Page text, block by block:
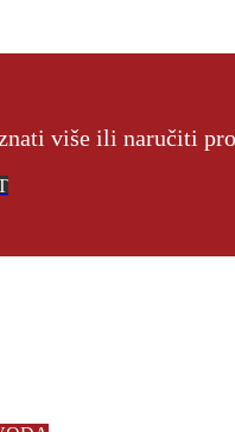
više ili naručiti